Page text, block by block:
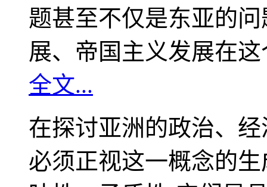
题甚至不仅是东亚的
展、帝国主义发展在
全文...
在探讨亚洲的政治、
必须正视这一概念的